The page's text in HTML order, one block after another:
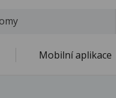
Mobilní aplikace